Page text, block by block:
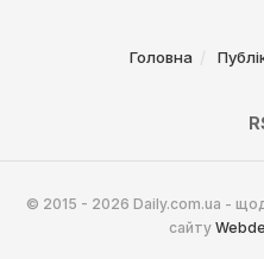
Головна
© 2015 - 2026 Daily.com.ua -
сайту